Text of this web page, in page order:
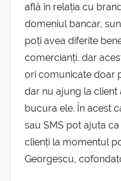
află în relația cu
domeniul bancar,
poți avea diferite
comercianți, dar
ori comunicate doar
dar nu ajung la
bucura ele. În acest
sau SMS pot ajuta
clienți la momentul
Georgescu,